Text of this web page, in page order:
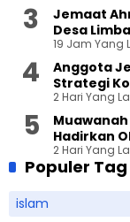
Jemaat
Desa
19 Jam Yang
Anggota
Strategi
2 Hari Yang
Hadirkan
Sampah
2 Hari Yang
Populer Tag
islam